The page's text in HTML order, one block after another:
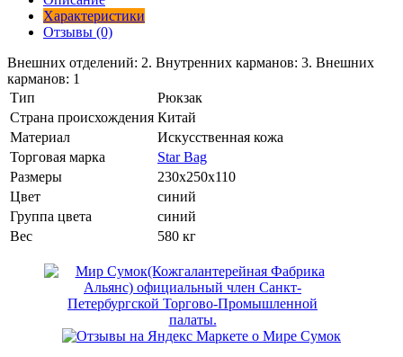
Характеристики
Отзывы (0)
Внешних отделений: 2. Внутренних карманов: 3. Внешних
карманов: 1
Тип
Рюкзак
Страна происхождения Китай
Материал
Искусственная кожа
Торговая марка
Star Bag
Размеры
230x250x110
Цвет
синий
Группа цвета
синий
Вес
580 кг